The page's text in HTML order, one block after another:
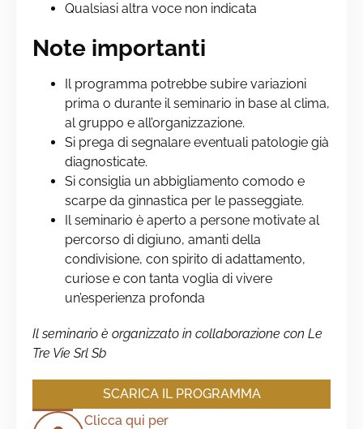
Qualsiasi altra voce non indicata
Note importanti
Il programma potrebbe subire variazioni
prima o durante il seminario in base al clima,
al gruppo e all’organizzazione.
Si prega di segnalare eventuali patologie già
diagnosticate.
Si consiglia un abbigliamento comodo e
scarpe da ginnastica per le passeggiate.
Il seminario è aperto a persone motivate al
percorso di digiuno, amanti della
condivisione, con spirito di adattamento,
curiose e con tanta voglia di vivere
un’esperienza profonda
Il seminario è organizzato in collaborazione con Le
Tre Vie Srl Sb
SCARICA IL PROGRAMMA
Clicca qui per